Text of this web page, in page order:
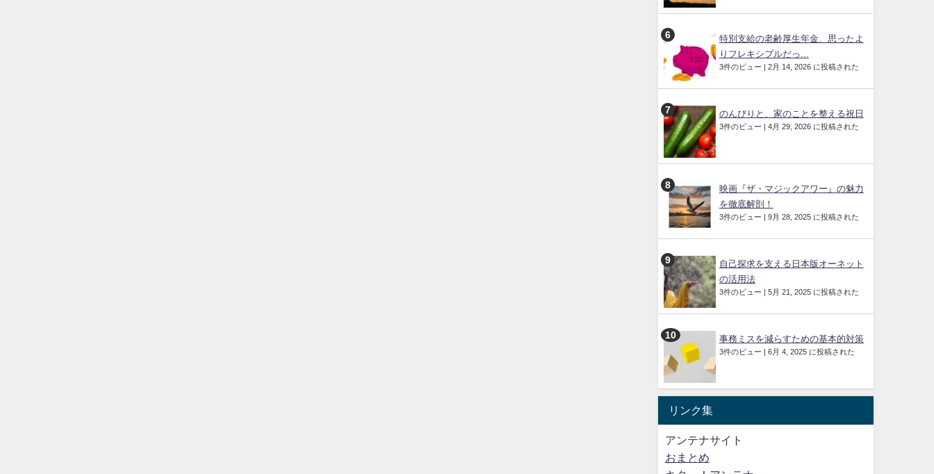
特別支給の老齢厚生年金、思ったよ
りフレキシブルだっ...
3件のビュー | 2月 14, 2026 に投稿された
のんびりと、家のことを整える祝日
3件のビュー | 4月 29, 2026 に投稿された
映画『ザ・マジックアワー』の魅力
を徹底解剖！
3件のビュー | 9月 28, 2025 に投稿された
自己探求を支える日本版オーネット
の活用法
3件のビュー | 5月 21, 2025 に投稿された
事務ミスを減らすための基本的対策
3件のビュー | 6月 4, 2025 に投稿された
リンク集
アンテナサイト
おまとめ